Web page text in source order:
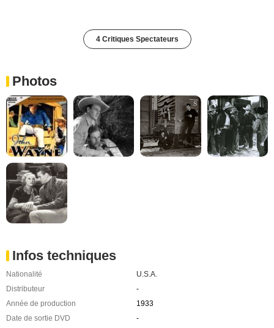
4 Critiques Spectateurs
Photos
Infos techniques
Nationalité
U.S.A.
Distributeur
-
Année de production
1933
Date de sortie DVD
-